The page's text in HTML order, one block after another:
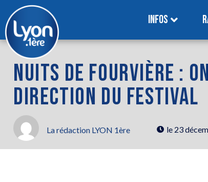
INFOS
NUITS DE FOURVIÈRE :
DIRECTION DU FESTIVAL
La rédaction LYON 1ère le 23